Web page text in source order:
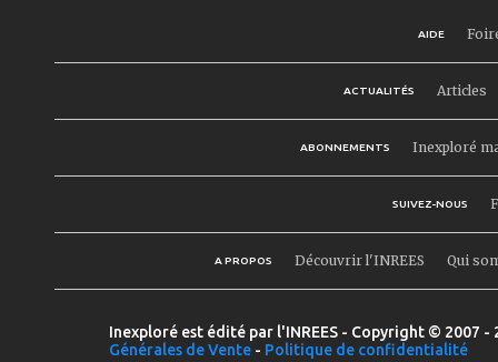
AIDE
ACTUALITÉS Articles
ABONNEMENTS Inexploré
SUIVEZ-NOUS
A PROPOS Découvrir l'INREES Qui
Inexploré est édité par l'INREES - Copyright © 2007
Générales de Vente - Politique de confidentialité